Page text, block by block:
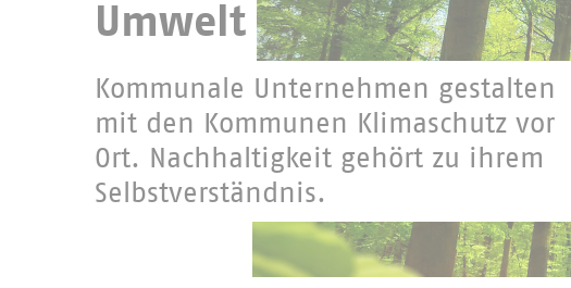
Umwelt
Kommunale Unternehmen gestalten
mit den Kommunen Klimaschutz vor
Ort. Nachhaltigkeit gehört zu ihrem
Selbstverständnis.